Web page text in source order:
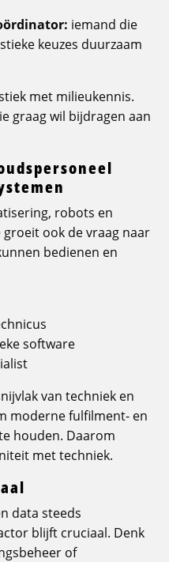
iemand die
keuzes duurzaam
met milieukennis.
graag wil bijdragen aan
robots en
ook de vraag naar
bedienen en
software
van techniek en
moderne fulfilment- en
houden. Daarom
met techniek.
data steeds
blijft cruciaal. Denk
of